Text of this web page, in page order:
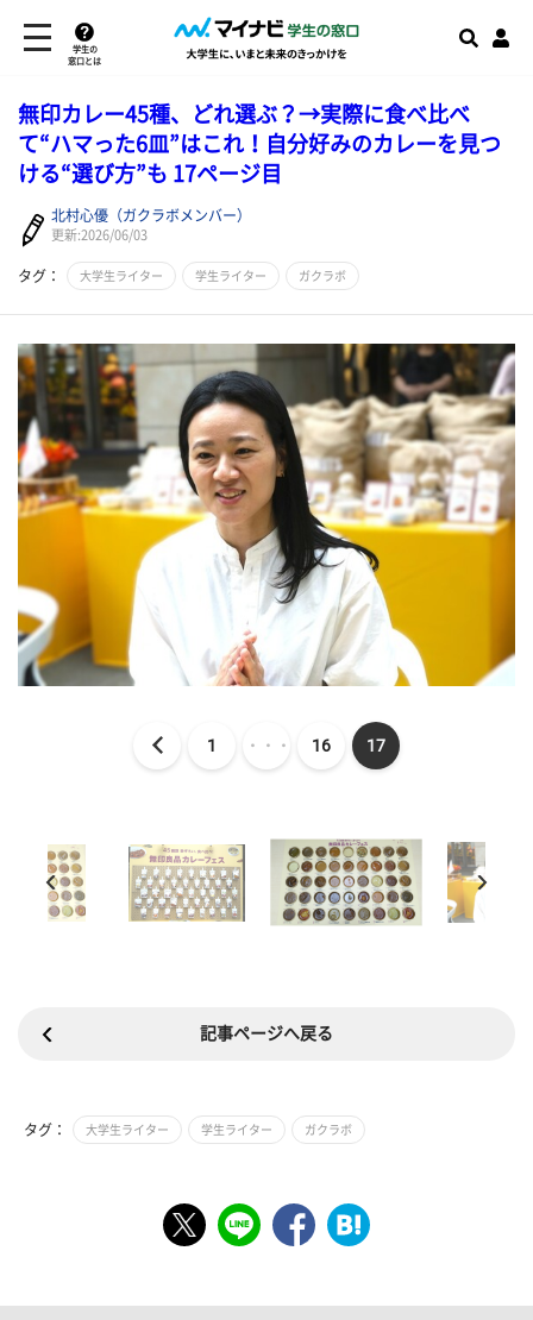
学生の
窓口とは
無印カレー45種、どれ選ぶ？→実際に食べ比べ
て“ハマった6皿”はこれ！自分好みのカレーを見つ
ける“選び方”も 17ページ目
北村心優（ガクラボメンバー）
更新:2026/06/03
タグ： 大学生ライター 学生ライター ガクラボ
1 ・・・ 16 17
記事ページへ戻る
タグ： 大学生ライター 学生ライター ガクラボ